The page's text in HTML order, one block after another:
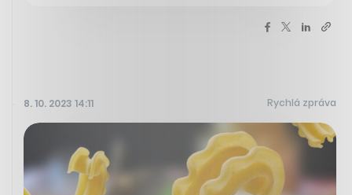
8. 10. 2023 14:11 Rychlá zpráva